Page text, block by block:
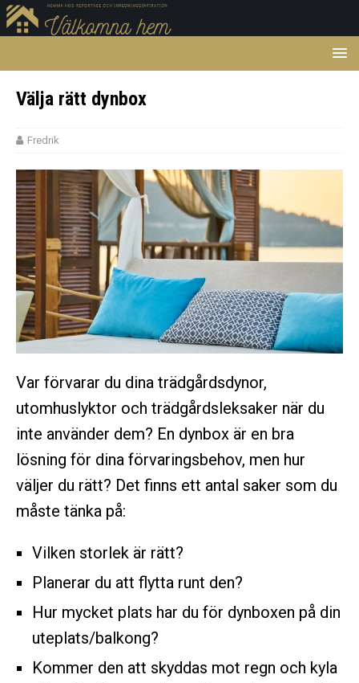
Välja rätt dynbox
Fredrik
Var förvarar du dina trädgårdsdynor,
utomhuslyktor och trädgårdsleksaker när du
inte använder dem? En dynbox är en bra
lösning för dina förvaringsbehov, men hur
väljer du rätt? Det finns ett antal saker som du
måste tänka på:
Vilken storlek är rätt?
Planerar du att flytta runt den?
Hur mycket plats har du för dynboxen på din
uteplats/balkong?
Kommer den att skyddas mot regn och kyla